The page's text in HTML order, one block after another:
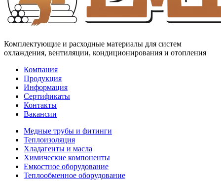
Комплектующие и расходные материалы для систем
охлаждения, вентиляции, кондиционирования и отопления
Компания
Продукция
Информация
Сертификаты
Контакты
Вакансии
Медные трубы и фитинги
Теплоизоляция
Хладагенты и масла
Химические компоненты
Емкостное оборудование
Теплообменное оборудование